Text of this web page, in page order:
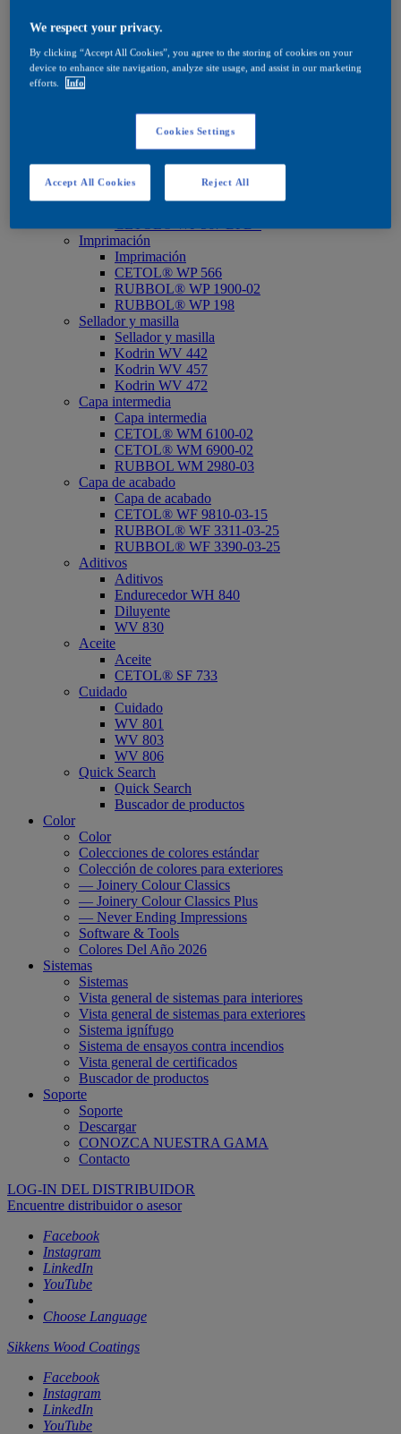
Aceites y ceras
Productos de tinte
Productos de tinte
Quick Search
Quick Search
Exterior
Imprimación
Imprimación
CETOL® WP 566
RUBBOL® WP 1900-02
RUBBOL® WP 198
Sellador y masilla
Sellador y masilla
Kodrin WV 442
Kodrin WV 457
Kodrin WV 472
Capa intermedia
Capa intermedia
CETOL® WM 6100-02
CETOL® WM 6900-02
RUBBOL WM 2980-03
Capa de acabado
Capa de acabado
CETOL® WF 9810-03-15
RUBBOL® WF 3311-03-25
RUBBOL® WF 3390-03-25
Aditivos
Aditivos
Endurecedor WH 840
Diluyente
WV 830
Aceite
Aceite
CETOL® SF 733
Cuidado
Cuidado
WV 801
WV 803
WV 806
Quick Search
Quick Search
Buscador de productos
Color
Color
Colecciones de colores estándar
Colección de colores para exteriores
— Joinery Colour Classics
— Joinery Colour Classics Plus
— Never Ending Impressions
Software & Tools
Colores Del Año 2026
Sistemas
Sistemas
Vista general de sistemas para interiores
Vista general de sistemas para exteriores
Sistema ignífugo
Sistema de ensayos contra incendios
Vista general de certificados
Buscador de productos
Soporte
Soporte
Descargar
CONOZCA NUESTRA GAMA
Contacto
LOG-IN DEL DISTRIBUIDOR
Encuentre distribuidor o asesor
Facebook
Instagram
LinkedIn
YouTube
Choose Language
Sikkens Wood Coatings
Facebook
Instagram
LinkedIn
YouTube
We respect your privacy.
By clicking “Accept All Cookies”, you agree to the storing of cookies on your
device to enhance site navigation, analyze site usage, and assist in our marketing
efforts.
Info
Cookies Settings
Reject All
Accept All Cookies